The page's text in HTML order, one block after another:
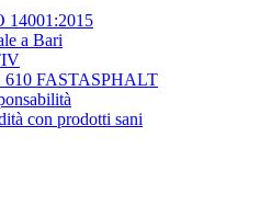
14001:2015
a Bari
610 FASTASPHALT
con prodotti sani